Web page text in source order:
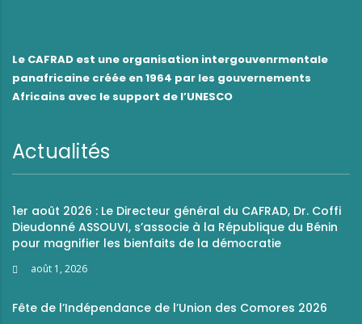
Le CAFRAD est une organisation intergouvenrmentale
panafricaine créée en 1964 par les gouvernements
Africains avec le support de l’UNESCO
Actualités
1er août 2026 : Le Directeur général du CAFRAD, Dr. Coffi
Dieudonné ASSOUVI, s’associe à la République du Bénin
pour magnifier les bienfaits de la démocratie
août 1, 2026
Fête de l’Indépendance de l’Union des Comores 2026